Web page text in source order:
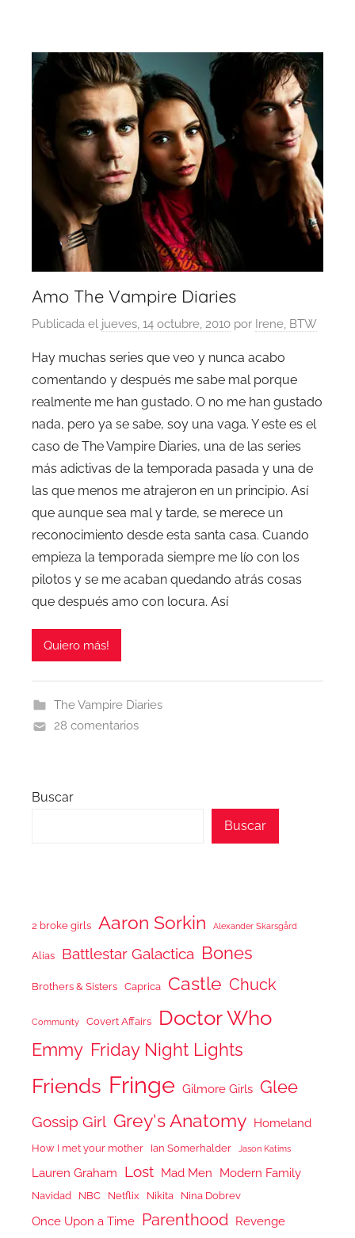
Amo The Vampire Diaries
Publicada el jueves, 14 octubre, 2010 por Irene, BTW
Hay muchas series que veo y nunca acabo
comentando y después me sabe mal porque
realmente me han gustado. O no me han gustado
nada, pero ya se sabe, soy una vaga. Y este es el
caso de The Vampire Diaries, una de las series
más adictivas de la temporada pasada y una de
las que menos me atrajeron en un principio. Así
que aunque sea mal y tarde, se merece un
reconocimiento desde esta santa casa. Cuando
empieza la temporada siempre me lío con los
pilotos y se me acaban quedando atrás cosas
que después amo con locura. Así
Quiero más!
The Vampire Diaries
28 comentarios
Buscar
Buscar
2 broke girls Aaron Sorkin Alexander Skarsgård
Alias Battlestar Galactica Bones
Brothers & Sisters Caprica Castle Chuck
Community Covert Affairs Doctor Who
Emmy Friday Night Lights
Friends Fringe Gilmore Girls Glee
Gossip Girl Grey's Anatomy Homeland
How I met your mother Ian Somerhalder Jason Katims
Lauren Graham Lost Mad Men Modern Family
Navidad NBC Netflix Nikita Nina Dobrev
Once Upon a Time Parenthood Revenge